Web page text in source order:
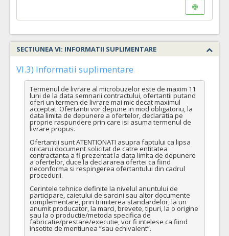
SECTIUNEA VI: INFORMATII SUPLIMENTARE
VI.3) Informatii suplimentare
Termenul de livrare al microbuzelor este de maxim 11
luni de la data semnarii contractului, ofertantii putand
oferi un termen de livrare mai mic decat maximul
acceptat. Ofertantii vor depune in mod obligatoriu, la
data limita de depunere a ofertelor, declaratia pe
proprie raspundere prin care isi asuma termenul de
livrare propus.
Ofertantii sunt ATENTIONATI asupra faptului ca lipsa
oricarui document solicitat de catre entitatea
contractanta a fi prezentat la data limita de depunere
a ofertelor, duce la declararea ofertei ca fiind
neconforma si respingerea ofertantului din cadrul
procedurii.
Cerintele tehnice definite la nivelul anuntului de
participare, caietului de sarcini sau altor documente
complementare, prin trimiterea standardelor, la un
anumit producator, la marci, brevete, tipuri, la o origine
sau la o productie/metoda specifica de
fabricatie/prestare/executie, vor fi intelese ca fiind
insotite de mentiunea ”sau echivalent”.